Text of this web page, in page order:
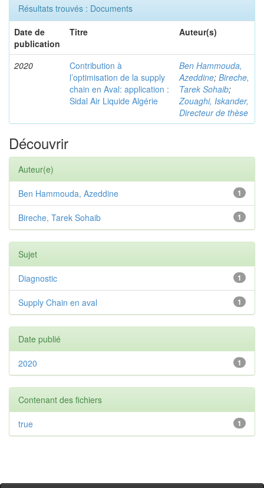
Résultats trouvés : Documents
Date de
publication
Titre Auteur(s)
2020
Contribution à
l’optimisation de la supply
chain en Aval: application :
Sidal Air Liquide Algérie
Ben Hammouda,
Azeddine; Bireche,
Tarek Sohaib;
Zouaghi, Iskander,
Directeur de thèse
Découvrir
Auteur(e)
1
Ben Hammouda, Azeddine
1
Bireche, Tarek Sohaib
Sujet
1
Diagnostic
1
Supply Chain en aval
Date publié
1
2020
Contenant des fichiers
1
true